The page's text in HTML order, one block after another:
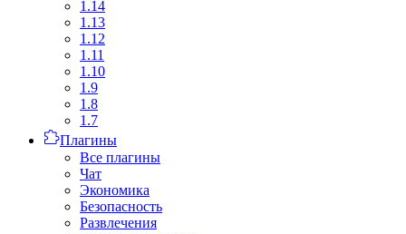
1.14
1.13
1.12
1.11
1.10
1.9
1.8
1.7
Плагины
Все плагины
Чат
Экономика
Безопасность
Развлечения